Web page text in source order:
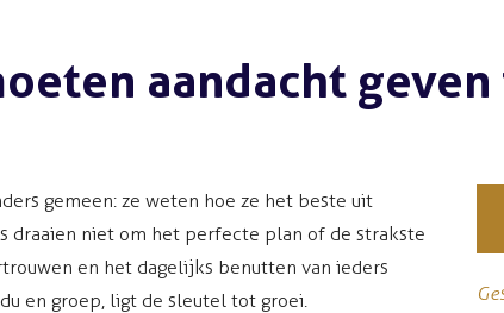
aandacht
gemeen: ze weten hoe ze het beste uit
draaien niet om het perfecte plan of de strakste
en het dagelijks benutten van ieders
en groep, ligt de sleutel tot groei.